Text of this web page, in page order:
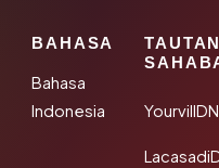
BAHASA
Bahasa
Indonesia